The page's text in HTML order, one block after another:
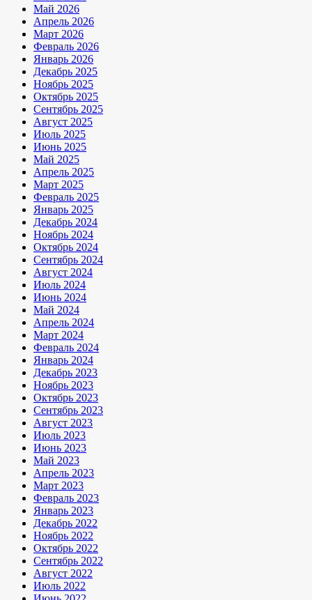
Май 2026
Апрель 2026
Март 2026
Февраль 2026
Январь 2026
Декабрь 2025
Ноябрь 2025
Октябрь 2025
Сентябрь 2025
Август 2025
Июль 2025
Июнь 2025
Май 2025
Апрель 2025
Март 2025
Февраль 2025
Январь 2025
Декабрь 2024
Ноябрь 2024
Октябрь 2024
Сентябрь 2024
Август 2024
Июль 2024
Июнь 2024
Май 2024
Апрель 2024
Март 2024
Февраль 2024
Январь 2024
Декабрь 2023
Ноябрь 2023
Октябрь 2023
Сентябрь 2023
Август 2023
Июль 2023
Июнь 2023
Май 2023
Апрель 2023
Март 2023
Февраль 2023
Январь 2023
Декабрь 2022
Ноябрь 2022
Октябрь 2022
Сентябрь 2022
Август 2022
Июль 2022